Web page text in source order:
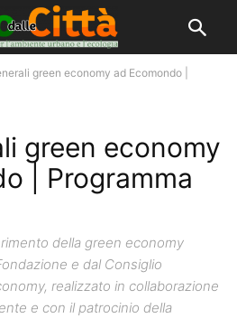
green economy ad Ecomondo |
green economy
| Programma
della green economy
e dal Consiglio
realizzato in collaborazione
e con il patrocinio della